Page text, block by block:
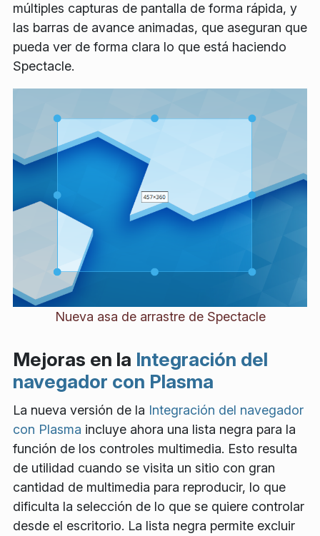
múltiples capturas de pantalla de forma rápida, y
las barras de avance animadas, que aseguran que
pueda ver de forma clara lo que está haciendo
Spectacle.
Nueva asa de arrastre de Spectacle
Mejoras en la Integración del
navegador con Plasma
La nueva versión de la Integración del navegador
con Plasma incluye ahora una lista negra para la
función de los controles multimedia. Esto resulta
de utilidad cuando se visita un sitio con gran
cantidad de multimedia para reproducir, lo que
dificulta la selección de lo que se quiere controlar
desde el escritorio. La lista negra permite excluir